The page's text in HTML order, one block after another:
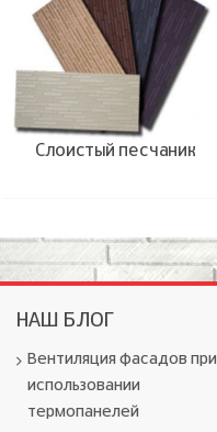
Слоистый песчаник
НАШ БЛОГ
Вентиляция фасадов при
использовании
термопанелей